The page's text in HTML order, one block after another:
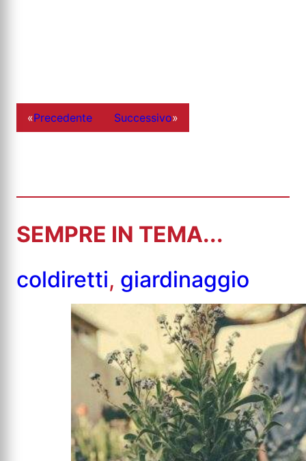
«Precedente Successivo»
SEMPRE IN TEMA...
coldiretti, giardinaggio